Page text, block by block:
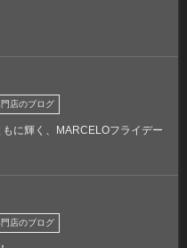
店のブログ
に輝く、MARCELOフライデー
店のブログ